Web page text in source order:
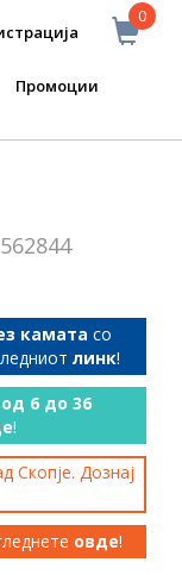
0
Промоции
камата со
линк!
од 6 до 36
!
Скопје. Дознај
овде!